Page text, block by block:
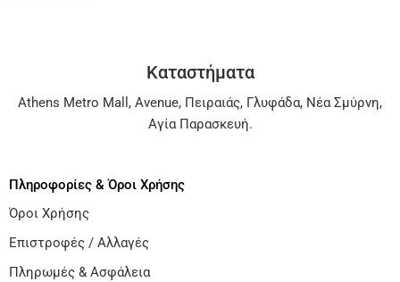
Καταστήματα
Athens Metro Mall , Avenue, Πειραιάς, Γλυφάδα, Νέα Σμύρνη,
Αγία Παρασκευή.
Πληροφορίες & Όροι Χρήσης
Όροι Χρήσης
Επιστροφές / Αλλαγές
Πληρωμές & Ασφάλεια